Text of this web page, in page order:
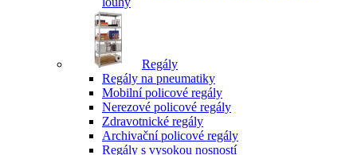
Regály
Regály na pneumatiky
Mobilní policové regály
Nerezové policové regály
Zdravotnické regály
Archivační policové regály
Regály s vysokou nosností